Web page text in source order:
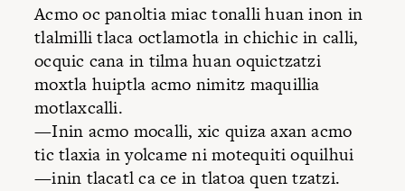
Acmo oc panoltia miac tonalli huan inon in
tlalmilli tlaca octlamotla in chichic in calli,
ocquic cana in tilma huan oquictzatzi
moxtla huiptla acmo nimitz maquillia
motlaxcalli.
—Inin acmo mocalli, xic quiza axan acmo
tic tlaxia in yolcame ni motequiti oquilhui
—inin tlacatl ca ce in tlatoa quen tzatzi.